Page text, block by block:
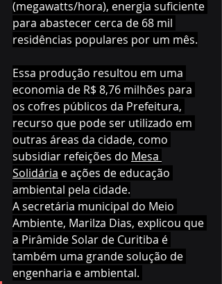
(megawatts/hora), energia suficiente
para abastecer cerca de 68 mil
residências populares por um mês.
Essa produção resultou em uma
economia de R$ 8,76 milhões para
os cofres públicos da Prefeitura,
recurso que pode ser utilizado em
outras áreas da cidade, como
subsidiar refeições do Mesa
Solidária e ações de educação
ambiental pela cidade.
A secretária municipal do Meio
Ambiente, Marilza Dias, explicou que
a Pirâmide Solar de Curitiba é
também uma grande solução de
engenharia e ambiental.